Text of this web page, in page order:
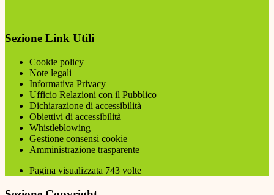
Sezione Link Utili
Cookie policy
Note legali
Informativa Privacy
Ufficio Relazioni con il Pubblico
Dichiarazione di accessibilità
Obiettivi di accessibilità
Whistleblowing
Gestione consensi cookie
Amministrazione trasparente
Pagina visualizzata 743 volte